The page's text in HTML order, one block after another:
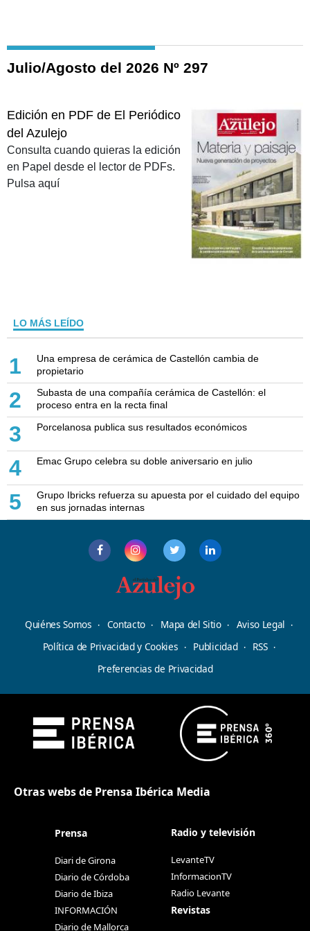
Julio/Agosto del 2026 Nº 297
Edición en PDF de El Periódico
del Azulejo
Consulta cuando quieras la edición
en Papel desde el lector de PDFs.
Pulsa aquí
LO MÁS LEÍDO
1
Una empresa de cerámica de Castellón cambia de
propietario
2
Subasta de una compañía cerámica de Castellón: el
proceso entra en la recta final
3 Porcelanosa publica sus resultados económicos
4 Emac Grupo celebra su doble aniversario en julio
5
Grupo Ibricks refuerza su apuesta por el cuidado del equipo
en sus jornadas internas
Quiénes Somos Contacto Mapa del Sitio
Aviso Legal
Política de Privacidad y Cookies
Publicidad
RSS
Preferencias de Privacidad
Otras webs de Prensa Ibérica Media
Prensa
Diari de Girona
Diario de Córdoba
Diario de Ibiza
INFORMACIÓN
Diario de Mallorca
Radio y televisión
LevanteTV
InformacionTV
Radio Levante
Revistas